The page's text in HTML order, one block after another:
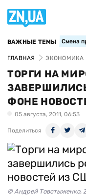
ВАЖНЫЕ ТЕМЫ Смена
ГЛАВНАЯ ЭКОНОМИКА
ТОРГИ НА
ФОНЕ
05 августа, 2011, 06:53
Поделиться
© Андрей Товстыженко,